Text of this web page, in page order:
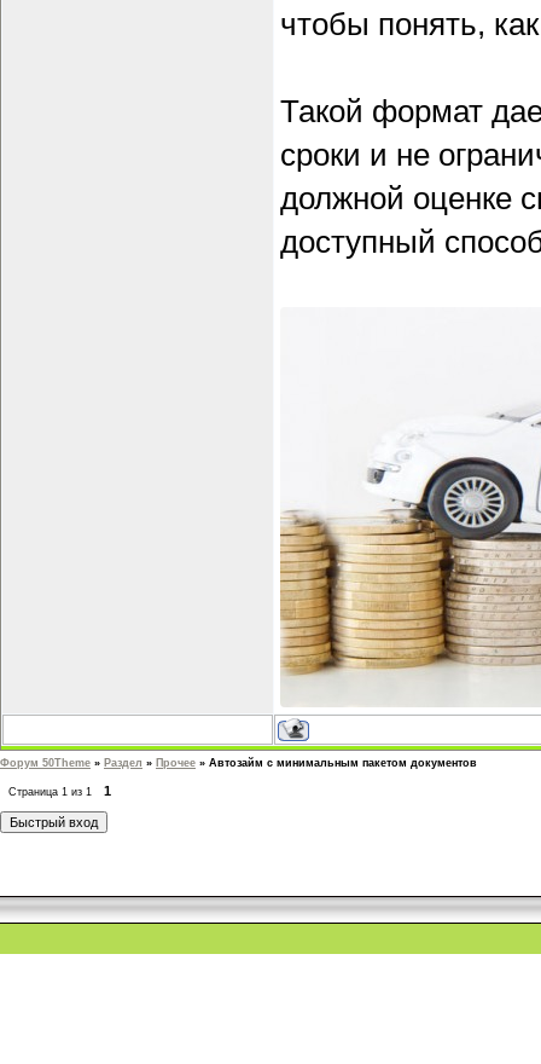
чтобы понять,
Такой формат
сроки и не
должной оценке
доступный
Форум 50Theme » Раздел » Прочее » Автозайм с минимальным пакетом документов
Страница 1 из 1 1